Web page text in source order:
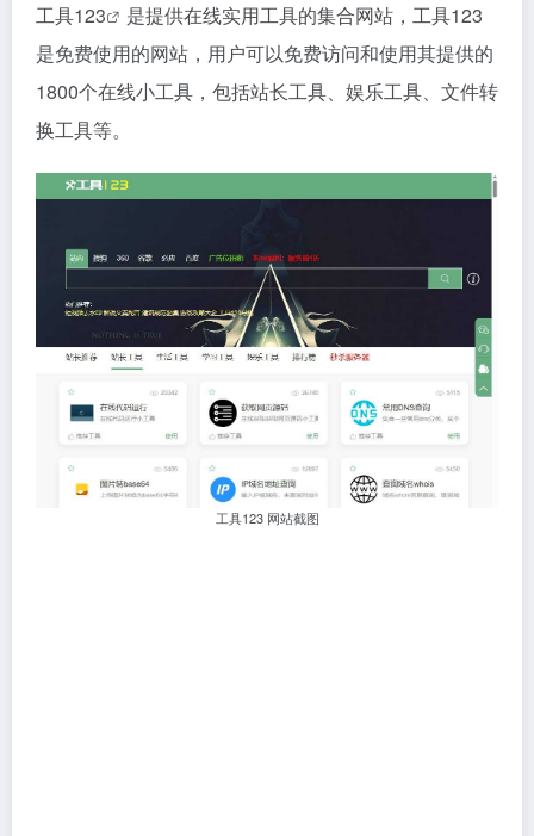
工具123
是提供在线实用工具的集合网站，工具123
是免费使用的网站，用户可以免费访问和使用其提供的
1800个在线小工具，包括站长工具、娱乐工具、文件转
换工具等。
工具123 网站截图